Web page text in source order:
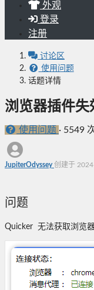
外观
登录
注册
讨论区
使用问题
话题详情
浏览器插件
使用问题 · 5549
JupiterOdyssey创建于
问题
Quicker 无法获取浏览